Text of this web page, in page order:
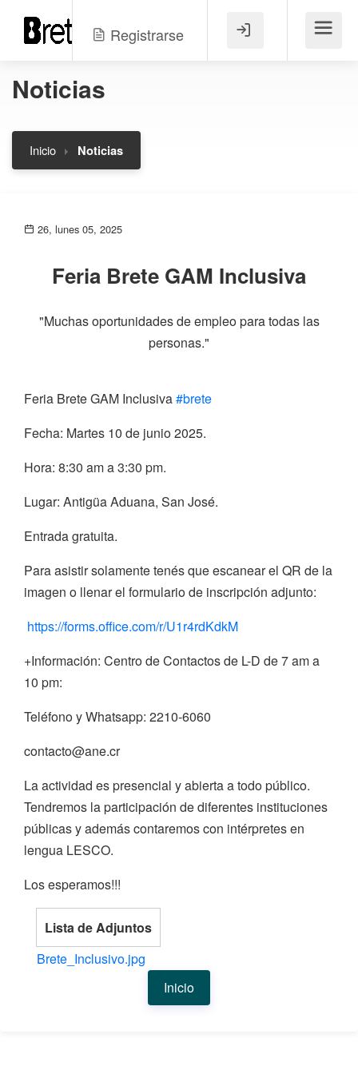
Registrarse Menú
Noticias
Inicio Noticias
26, lunes 05, 2025
Feria Brete GAM Inclusiva
"Muchas oportunidades de empleo para todas las
personas."
Feria Brete GAM Inclusiva#brete
Fecha: Martes 10 de junio 2025.
Hora: 8:30 am a 3:30 pm.
Lugar: Antigüa Aduana, San José.
Entrada gratuita.
Para asistir solamente tenés que escanear el QR de la
imagen o llenar el formulario de inscripción adjunto:
https://forms.office.com/r/U1r4rdKdkM
+Información: Centro de Contactos de L-D de 7 am a
10 pm:
Teléfono y Whatsapp: 2210-6060
contacto@ane.cr
La actividad es presencial y abierta a todo público.
Tendremos la participación de diferentes instituciones
públicas y además contaremos con intérpretes en
lengua LESCO.
Los esperamos!!!
Lista de Adjuntos
Brete_Inclusivo.jpg
Inicio